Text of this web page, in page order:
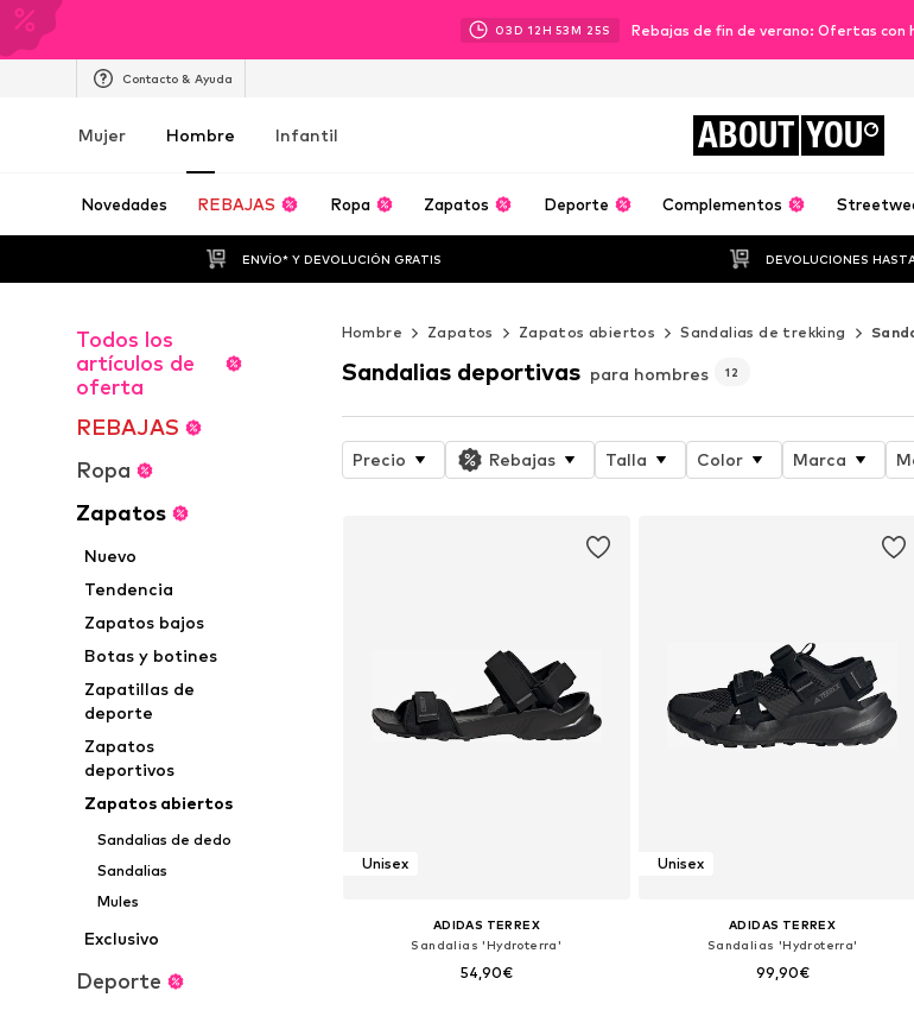
03D 12H 53M 24S Rebajas de fin de verano: Ofertas con
Contacto & Ayuda
Mujer Hombre Infantil ABOUT YOU
Novedades REBAJAS Ropa Zapatos Deporte Complementos
ENVÍO* Y DEVOLUCIÓN GRATIS DEVOLUCIONES
Todos los
artículos de
oferta
REBAJAS
Ropa
Zapatos
Nuevo
Tendencia
Zapatos bajos
Botas y botines
Zapatillas de
deporte
Zapatos
deportivos
Zapatos abiertos
Sandalias de dedo
Sandalias
Mules
Exclusivo
Deporte
Hombre Zapatos Zapatos abiertos Sandalias de trekking
Sandalias deportivas para hombres 12
Precio Rebajas Talla Color Marca
Unisex
ADIDAS TERREX
Sandalias 'Hydroterra'
54,90€
Unisex
ADIDAS TERREX
Sandalias 'Hydroterra'
99,90€